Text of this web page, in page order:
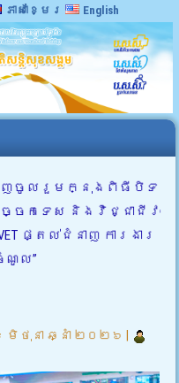
ភាសាខ្មែរ English
ញចូលរួមក្នុងពិធីបិទ
េកទេស និងវិជ្ជាជីវៈ
ផ្តល់ជំនាញ ការងារ
ណូល”
មិថុនា ឆ្នាំ ២០២៦